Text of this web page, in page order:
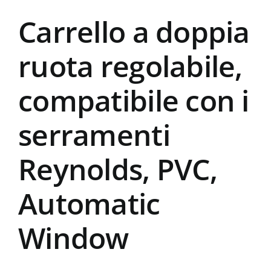
Carrello a doppia
ruota regolabile,
compatibile con i
serramenti
Reynolds, PVC,
Automatic
Window